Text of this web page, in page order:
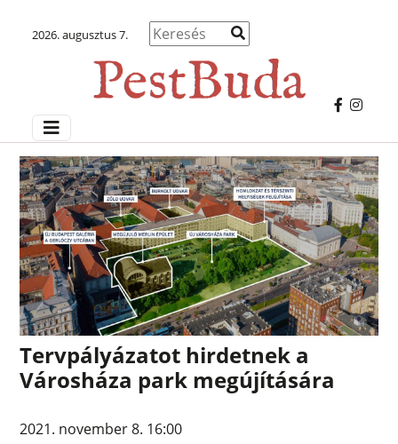
2026. augusztus 7.
Tervpályázatot hirdetnek a
Városháza park megújítására
2021. november 8. 16:00